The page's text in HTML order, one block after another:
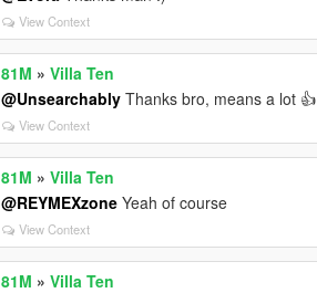
View Context
81M »Villa Ten
@Unsearchably Thanks bro, means a lot 👍
View Context
81M »Villa Ten
@REYMEXzone Yeah of course
View Context
81M »Villa Ten